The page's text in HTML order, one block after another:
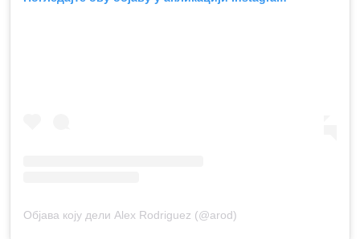
Објава коју дели Alex Rodriguez (@arod)